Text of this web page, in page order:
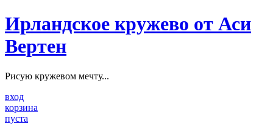
Ирландское кружево от Аси
Вертен
Рисую кружевом мечту...
вход
корзина
пуста